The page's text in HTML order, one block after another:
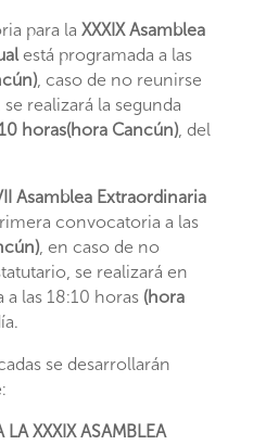
para la XXXIX Asamblea
está programada a las
, caso de no reunirse
realizará la segunda
horas(hora Cancún), del
Asamblea Extraordinaria
convocatoria a las
, en caso de no
se realizará en
las 18:10 horas (hora
se desarrollarán
XXXIX ASAMBLEA